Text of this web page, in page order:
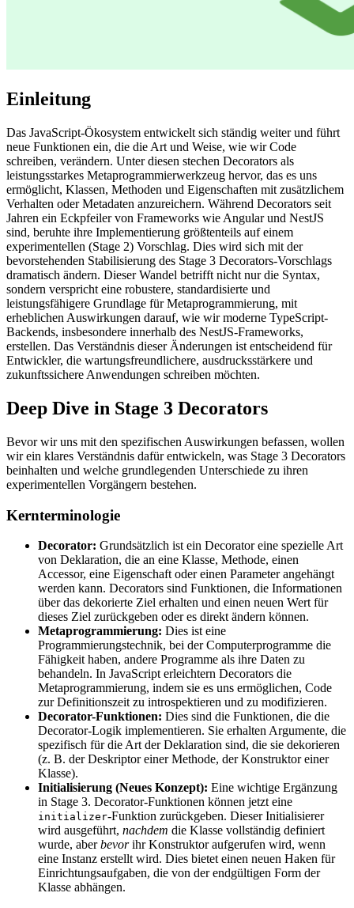
Einleitung
Das JavaScript-Ökosystem entwickelt sich ständig weiter und führt
neue Funktionen ein, die die Art und Weise, wie wir Code
schreiben, verändern. Unter diesen stechen Decorators als
leistungsstarkes Metaprogrammierwerkzeug hervor, das es uns
ermöglicht, Klassen, Methoden und Eigenschaften mit zusätzlichem
Verhalten oder Metadaten anzureichern. Während Decorators seit
Jahren ein Eckpfeiler von Frameworks wie Angular und NestJS
sind, beruhte ihre Implementierung größtenteils auf einem
experimentellen (Stage 2) Vorschlag. Dies wird sich mit der
bevorstehenden Stabilisierung des Stage 3 Decorators-Vorschlags
dramatisch ändern. Dieser Wandel betrifft nicht nur die Syntax,
sondern verspricht eine robustere, standardisierte und
leistungsfähigere Grundlage für Metaprogrammierung, mit
erheblichen Auswirkungen darauf, wie wir moderne TypeScript-
Backends, insbesondere innerhalb des NestJS-Frameworks,
erstellen. Das Verständnis dieser Änderungen ist entscheidend für
Entwickler, die wartungsfreundlichere, ausdrucksstärkere und
zukunftssichere Anwendungen schreiben möchten.
Deep Dive in Stage 3 Decorators
Bevor wir uns mit den spezifischen Auswirkungen befassen, wollen
wir ein klares Verständnis dafür entwickeln, was Stage 3 Decorators
beinhalten und welche grundlegenden Unterschiede zu ihren
experimentellen Vorgängern bestehen.
Kernterminologie
Decorator: Grundsätzlich ist ein Decorator eine spezielle Art
von Deklaration, die an eine Klasse, Methode, einen
Accessor, eine Eigenschaft oder einen Parameter angehängt
werden kann. Decorators sind Funktionen, die Informationen
über das dekorierte Ziel erhalten und einen neuen Wert für
dieses Ziel zurückgeben oder es direkt ändern können.
Metaprogrammierung: Dies ist eine
Programmierungstechnik, bei der Computerprogramme die
Fähigkeit haben, andere Programme als ihre Daten zu
behandeln. In JavaScript erleichtern Decorators die
Metaprogrammierung, indem sie es uns ermöglichen, Code
zur Definitionszeit zu introspektieren und zu modifizieren.
Decorator-Funktionen: Dies sind die Funktionen, die die
Decorator-Logik implementieren. Sie erhalten Argumente, die
spezifisch für die Art der Deklaration sind, die sie dekorieren
(z. B. der Deskriptor einer Methode, der Konstruktor einer
Klasse).
Initialisierung (Neues Konzept): Eine wichtige Ergänzung
in Stage 3. Decorator-Funktionen können jetzt eine
initializer-Funktion zurückgeben. Dieser Initialisierer
wird ausgeführt, nachdem die Klasse vollständig definiert
wurde, aberbevorihr Konstruktor aufgerufen wird, wenn
eine Instanz erstellt wird. Dies bietet einen neuen Haken für
Einrichtungsaufgaben, die von der endgültigen Form der
Klasse abhängen.